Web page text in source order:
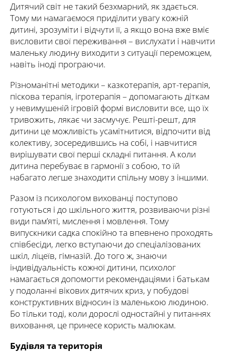
Дитячий світ не такий безхмарний, як здається.
Тому ми намагаємося приділити увагу кожній
дитині, зрозуміти і відчути її, а якщо вона вже вміє
висловити свої переживання – вислухати і навчити
маленьку людину виходити з ситуації переможцем,
навіть іноді програючи.
Різноманітні методики – казкотерапія, арт-терапія,
піскова терапія, ігротерапія – допомагають діткам
у невимушеній ігровій формі висловити все, що їх
тривожить, лякає чи засмучує. Решті-решт, для
дитини це можливість усамітнитися, відпочити від
колективу, зосередившись на собі, і навчитися
вирішувати свої перші складні питання. А коли
дитина перебуває в гармонії з собою, то їй
набагато легше знаходити спільну мову з іншими.
Разом із психологом вихованці поступово
готуються і до шкільного життя, розвиваючи різні
види пам’яті, мислення і мовлення. Тому
випускники садка спокійно та впевнено проходять
співбесіди, легко вступаючи до спеціалізованих
шкіл, ліцеїв, гімназій. До того ж, знаючи
індивідуальність кожної дитини, психолог
намагається допомогти рекомендаціями і батькам
у подоланні вікових дитячих криз, у побудові
конструктивних відносин із маленькою людиною.
Бо тільки тоді, коли дорослі одностайні у питаннях
виховання, це принесе користь малюкам.
Будівля та територія